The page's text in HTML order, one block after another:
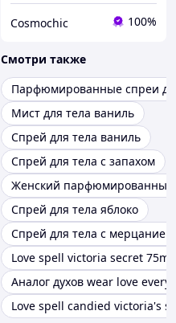
Cosmochic 100%
Смотри также
Парфюмированные спреи
Мист для тела ваниль
Спрей для тела ваниль
Спрей для тела с запахом
Женский парфюмированный
Спрей для тела яблоко
Спрей для тела с мерцанием
Love spell victoria secret 75ml
Аналог духов wear love
Love spell candied victoria's